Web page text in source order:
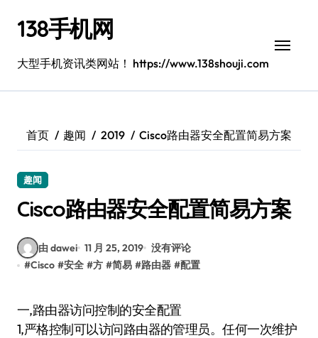
138手机网
大型手机资讯类网站！ https://www.138shouji.com
首页 趣闻 2019 Cisco路由器安全配置简易方案
趣闻
Cisco路由器安全配置简易方案
由 dawei 11 月 25, 2019 没有评论
#Cisco #安全 #方 #简易 #路由器 #配置
一,路由器访问控制的安全配置
1,严格控制可以访问路由器的管理员。任何一次维护